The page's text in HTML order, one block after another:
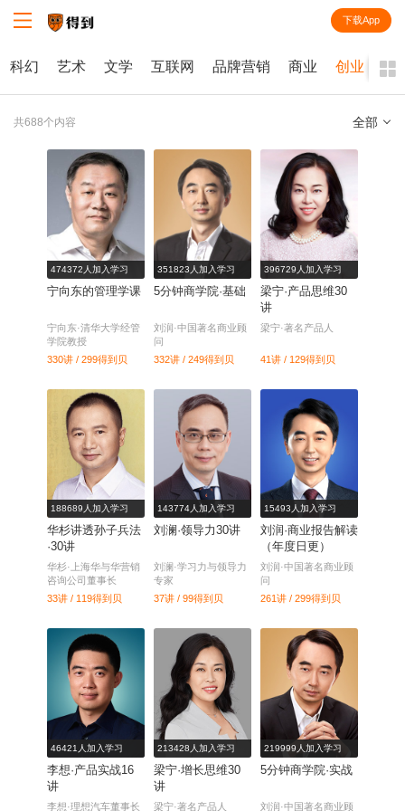
下载App
科幻 艺术 文学 互联网 品牌营销 商业 创业
共688个内容 全部
全部
课程
每天听本书
电子书
474372人加入学习
宁向东的管理学课
宁向东·清华大学经管
学院教授
330讲 / 299得到贝
351823人加入学习
5分钟商学院·基础
刘润·中国著名商业顾
问
332讲 / 249得到贝
396729人加入学习
梁宁·产品思维30
讲
梁宁·著名产品人
41讲 / 129得到贝
188689人加入学习
华杉讲透孙子兵法
·30讲
华杉·上海华与华营销
咨询公司董事长
33讲 / 119得到贝
143774人加入学习
刘澜·领导力30讲
刘澜·学习力与领导力
专家
37讲 / 99得到贝
15493人加入学习
刘润·商业报告解读
（年度日更）
刘润·中国著名商业顾
问
261讲 / 299得到贝
46421人加入学习
李想·产品实战16
讲
李想·理想汽车董事长
213428人加入学习
梁宁·增长思维30
讲
梁宁·著名产品人
219999人加入学习
5分钟商学院·实战
刘润·中国著名商业顾